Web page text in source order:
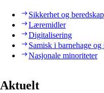
Sikkerhet og beredskap
Læremidler
Digitalisering
Samisk i barnehage og
Nasjonale minoriteter
Aktuelt